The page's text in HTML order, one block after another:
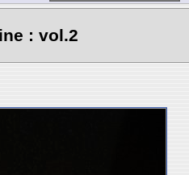
: vol.2